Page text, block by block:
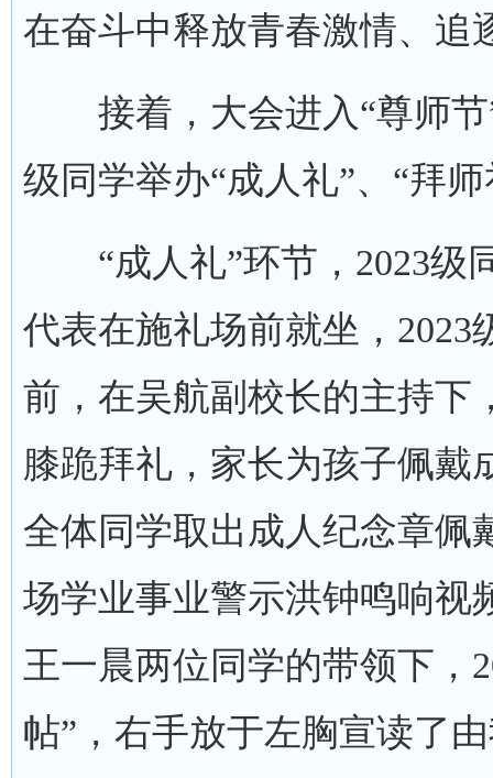
在奋斗中释放青春激情、追
接着，大会进入“尊师节
级同学举办“成人礼”、“拜
“成人礼”环节，2023级
代表在施礼场前就坐，
前，在吴航副校长的主持下
膝跪拜礼，家长为孩子佩戴
全体同学取出成人纪念章佩
场学业事业警示洪钟鸣响视
王一晨两位同学的带领下，
帖”，右手放于左胸宣读了